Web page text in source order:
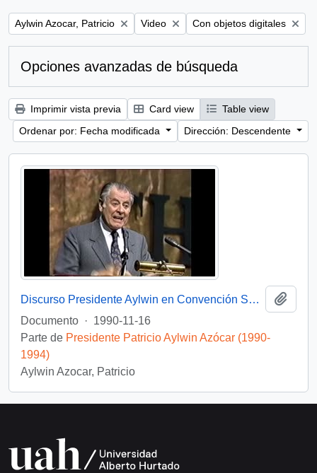
Remove filter:
Aylwin Azocar, Patricio Remove filter:
Video Remove filter:
Con objetos digitales
Opciones avanzadas de búsqueda
Imprimir vista previa Card view
Table view
Ordenar por: Fecha modificada
Dirección: Descendente
Discurso Presidente Aylwin en Convención Santiago: Video
Documento · 1990-11-16
Parte de Presidente Patricio Aylwin Azócar (1990-
1994)
Aylwin Azocar, Patricio